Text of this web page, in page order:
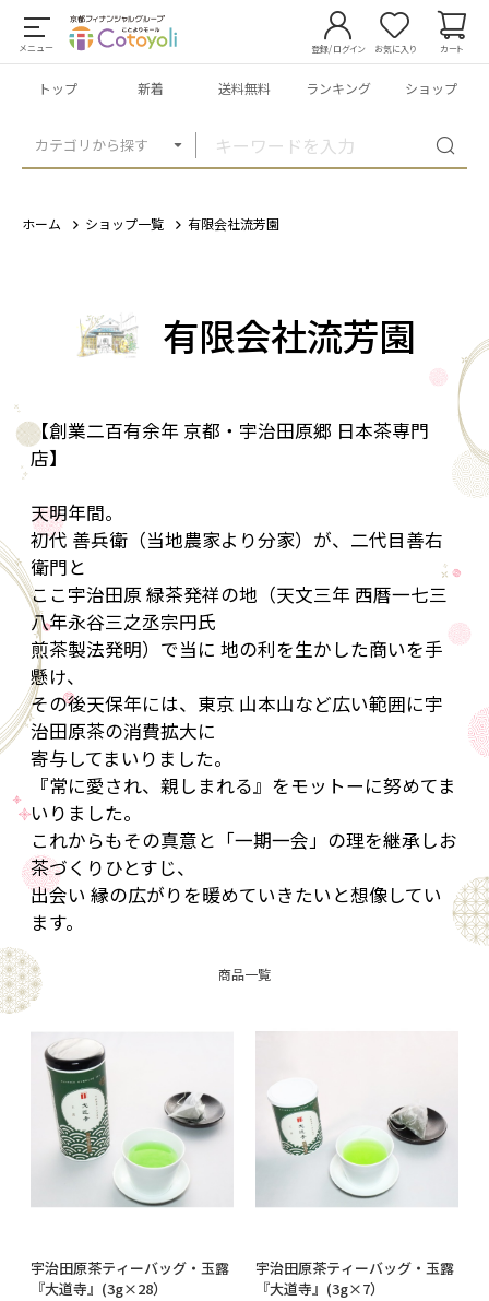
メニュー
カテゴリから探す
登録/ログイン お気に入り カート
トップ 新着 送料無料 ランキング ショップ
ホーム ショップ一覧 有限会社流芳園
有限会社流芳園
【創業二百有余年 京都・宇治田原郷 日本茶専門
店】
天明年間。
初代 善兵衛（当地農家より分家）が、二代目善右
衛門と
ここ宇治田原 緑茶発祥の地（天文三年 西暦一七三
八年永谷三之丞宗円氏
煎茶製法発明）で当に 地の利を生かした商いを手
懸け、
その後天保年には、東京 山本山など広い範囲に宇
治田原茶の消費拡大に
寄与してまいりました。
『常に愛され、親しまれる』をモットーに努めてま
いりました。
これからもその真意と「一期一会」の理を継承しお
茶づくりひとすじ、
出会い 縁の広がりを暖めていきたいと想像してい
ます。
商品一覧
宇治田原茶ティーバッグ・玉露
『大道寺』(3g×28）
宇治田原茶ティーバッグ・玉露
『大道寺』(3g×7）